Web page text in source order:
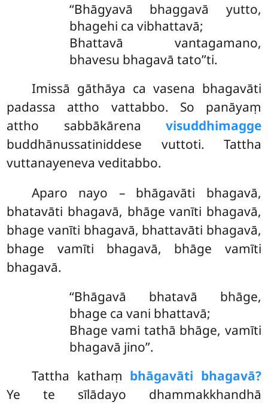
‘‘Bhāgyavā bhaggavā yutto,
bhagehi ca vibhattavā;
Bhattavā vantagamano,
bhavesu bhagavā tato’’ti.
Imissā gāthāya ca vasena bhagavāti
padassa attho vattabbo. So panāyaṃ
attho sabbākārena visuddhimagge
buddhānussatiniddese vuttoti. Tattha
vuttanayeneva veditabbo.
Aparo nayo – bhāgavāti bhagavā,
bhatavāti bhagavā, bhāge vanīti bhagavā,
bhage vanīti bhagavā, bhattavāti bhagavā,
bhage vamīti bhagavā, bhāge vamīti
bhagavā.
‘‘Bhāgavā bhatavā bhāge,
bhage ca vani bhattavā;
Bhage vami tathā bhāge, vamīti
bhagavā jino’’.
Tattha kathaṃ bhāgavāti bhagavā?
Ye te sīlādayo dhammakkhandhā